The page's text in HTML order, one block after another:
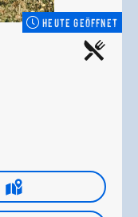
HEUTE GEÖFFNET